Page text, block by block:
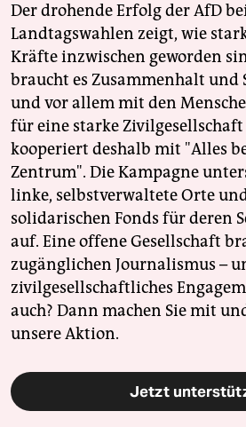
Der drohende Erfolg der AfD
Landtagswahlen zeigt, wie
Kräfte inzwischen geworden
braucht es Zusammenhalt und
und vor allem mit den
für eine starke Zivilgesellschaft
kooperiert deshalb mit "Alles
Zentrum". Die Kampagne
linke, selbstverwaltete Orte
solidarischen Fonds für deren
auf. Eine offene Gesellschaft
zugänglichen Journalismus –
zivilgesellschaftliches
auch? Dann machen Sie mit
unsere Aktion.
Jetzt